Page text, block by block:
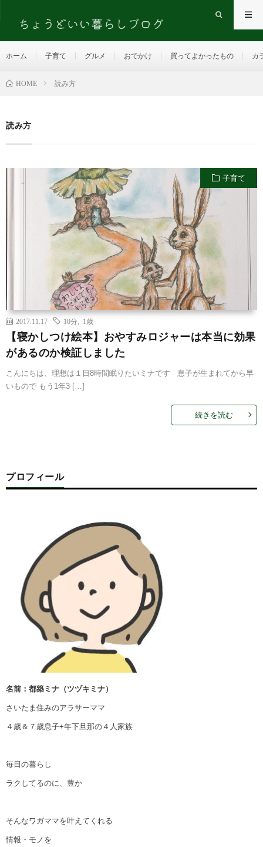
ホーム 子育て グルメ おでかけ 買ってよかったもの カ
HOME 読み方
読み方
子育て
2017.11.17 10分 1歳
【寝かしつけ絵本】おやすみロジャーは本当に効果
があるのか検証しました
こんにちは、理想は１日8時間眠りたいミナです 息子が生まれてから早
いもので もう1年3 […]
続きを読む
プロフィール
名前：都築ミナ（ツヅキミナ）
さいたま住みのアラサーママ
４歳＆７歳息子+年下旦那の４人家族
毎日の暮らし
ラクしてるのに、豊か
そんなワガママを叶えてくれる
情報・モノを